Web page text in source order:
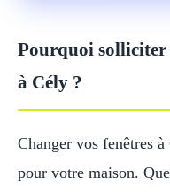
Pourquoi solliciter
à Cély ?
Changer vos fenêtres
pour votre maison.